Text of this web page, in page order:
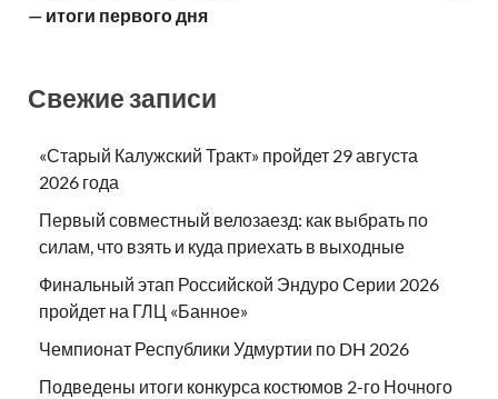
— итоги первого дня
Свежие записи
«Старый Калужский Тракт» пройдет 29 августа
2026 года
Первый совместный велозаезд: как выбрать по
силам, что взять и куда приехать в выходные
Финальный этап Российской Эндуро Серии 2026
пройдет на ГЛЦ «Банное»
Чемпионат Республики Удмуртии по DH 2026
Подведены итоги конкурса костюмов 2-го Ночного